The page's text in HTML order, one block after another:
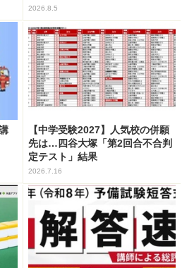
2026.8.5
【中学受験2027】人気校の併願
先は…四谷大塚「第2回合不合判
定テスト」結果
2026.7.16